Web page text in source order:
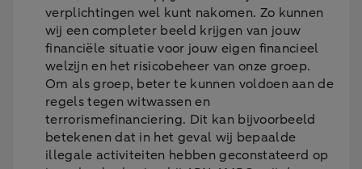
verplichtingen wel kunt nakomen. Zo kunnen
wij een completer beeld krijgen van jouw
financiële situatie voor jouw eigen financieel
welzijn en het risicobeheer van onze groep.
Om als groep, beter te kunnen voldoen aan de
regels tegen witwassen en
terrorismefinanciering. Dit kan bijvoorbeeld
betekenen dat in het geval wij bepaalde
illegale activiteiten hebben geconstateerd op